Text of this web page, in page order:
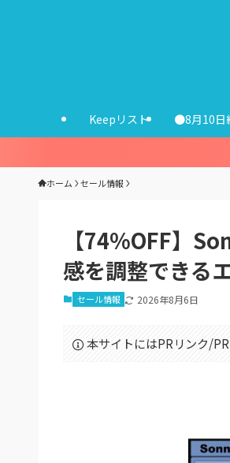
Keepリスト ●8月10日
ホーム セール情報
【74%OFF】
感を調整できる
セール情報 2026年8月6日
本サイトにはPRリンク/